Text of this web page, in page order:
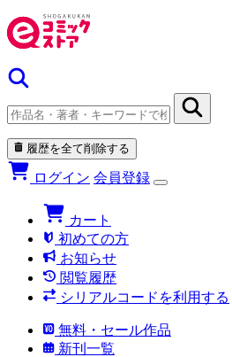
履歴を全て削除する
ログイン 会員登録
カート
初めての方
お知らせ
閲覧履歴
シリアルコードを利用する
無料・セール作品
新刊一覧